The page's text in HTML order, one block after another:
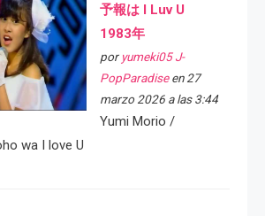
予報は I Luv U
1983年
por yumeki05 J-
PopParadiseen 27
marzo 2026 a las 3:44
Yumi Morio /
wa I love U